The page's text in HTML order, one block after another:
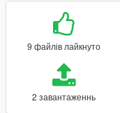
9 файлів лайкнуто
2 завантаженнь